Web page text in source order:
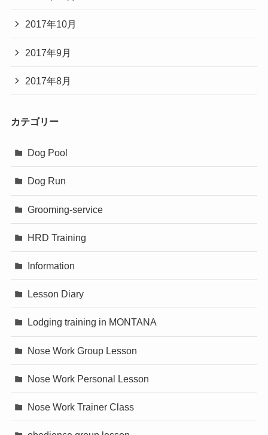
2017年10月
2017年9月
2017年8月
カテゴリー
Dog Pool
Dog Run
Grooming-service
HRD Training
Information
Lesson Diary
Lodging training in MONTANA
Nose Work Group Lesson
Nose Work Personal Lesson
Nose Work Trainer Class